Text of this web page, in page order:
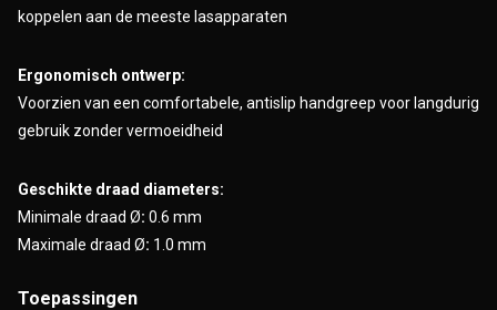
koppelen aan de meeste lasapparaten
Ergonomisch ontwerp:
Voorzien van een comfortabele, antislip handgreep voor langdurig
gebruik zonder vermoeidheid
Geschikte draad diameters:
Minimale draad Ø: 0.6 mm
Maximale draad Ø: 1.0 mm
Toepassingen